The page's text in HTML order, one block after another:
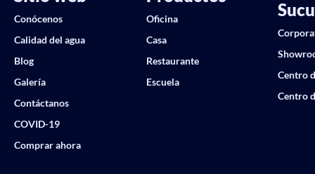
Conócenos
Calidad del agua
Blog
Galería
Contáctanos
COVID-19
Comprar ahora
Oficina
Casa
Restaurante
Escuela
Centro
Centro